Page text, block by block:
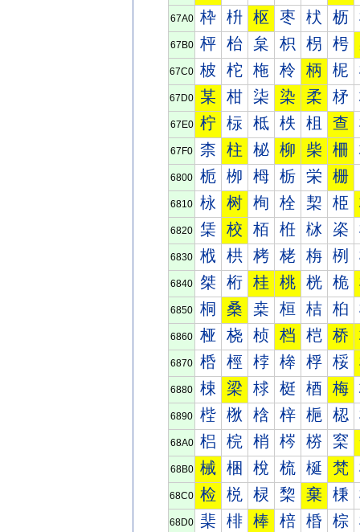
67A0 枠 枡 枢 枣 枤 枥
67B0 枰 枱 枲 枳 枴 枵
67C0 柀 柁 柂 柃 柄 柅
67D0 某 柑 柒 染 柔 柕
67E0 柠 柡 柢 柣 柤 查
67F0 柰 柱 柲 柳 柴 柵
6800 栀 栁 栂 栃 栄 栅
6810 栐 树 栒 栓 栔 栕
6820 栠 校 栢 栣 栤 栥
6830 栰 栱 栲 栳 栴 栵
6840 桀 桁 桂 桃 桄 桅
6850 桐 桑 桒 桓 桔 桕
6860 桠 桡 桢 档 桤 桥
6870 桰 桱 桲 桳 桴 桵
6880 梀 梁 梂 梃 梄 梅
6890 梐 梑 梒 梓 梔 梕
68A0 梠 梡 梢 梣 梤 梥
68B0 械 梱 梲 梳 梴 梵
68C0 检 棁 棂 棃 棄 棅
68D0 棐 棑 棒 棓 棔 棕